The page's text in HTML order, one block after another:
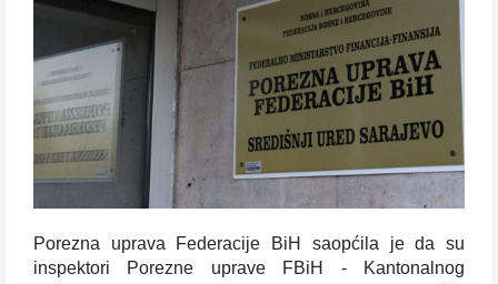
Porezna uprava Federacije BiH saopćila je da su
inspektori Porezne uprave FBiH - Kantonalnog